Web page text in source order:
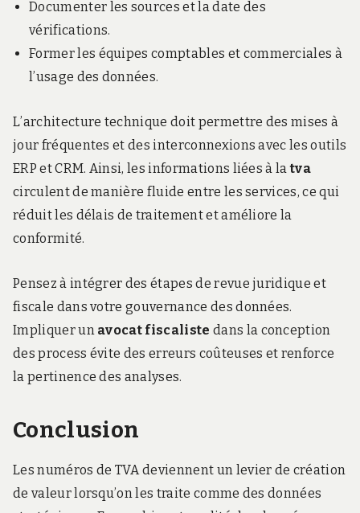
Documenter les sources et la date des
vérifications.
Former les équipes comptables et commerciales à
l’usage des données.
L’architecture technique doit permettre des mises à
jour fréquentes et des interconnexions avec les outils
ERP et CRM. Ainsi, les informations liées à latva
circulent de manière fluide entre les services, ce qui
réduit les délais de traitement et améliore la
conformité.
Pensez à intégrer des étapes de revue juridique et
fiscale dans votre gouvernance des données.
Impliquer un avocat fiscaliste dans la conception
des process évite des erreurs coûteuses et renforce
la pertinence des analyses.
Conclusion
Les numéros de TVA deviennent un levier de création
de valeur lorsqu’on les traite comme des données